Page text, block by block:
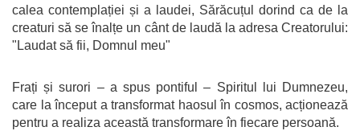
calea contemplației și a laudei, Sărăcuțul dorind ca de la
creaturi să se înalțe un cânt de laudă la adresa Creatorului:
"Laudat să fii, Domnul meu"
Frați și surori – a spus pontiful – Spiritul lui Dumnezeu,
care la început a transformat haosul în cosmos, acționează
pentru a realiza această transformare în fiecare persoană.